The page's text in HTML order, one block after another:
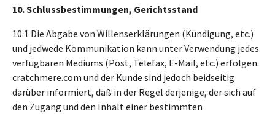
10. Schlussbestimmungen, Gerichtsstand
10.1 Die Abgabe von Willenserklärungen (Kündigung, etc.)
und jedwede Kommunikation kann unter Verwendung jedes
verfügbaren Mediums (Post, Telefax, E-Mail, etc.) erfolgen.
cratchmere.com und der Kunde sind jedoch beidseitig
darüber informiert, daß in der Regel derjenige, der sich auf
den Zugang und den Inhalt einer bestimmten